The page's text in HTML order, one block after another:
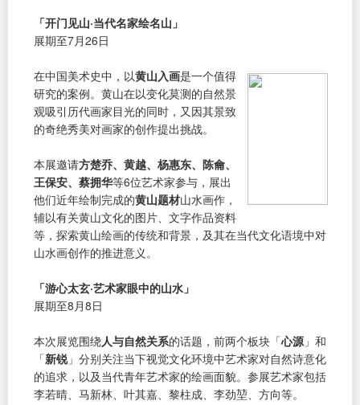
「开门见山·当代名家绘名山」
展期至7月26日
在中国美术史中，以黄山入画是一个值得
研究的案例。黄山在以变化莫测的自然景
观吸引历代画家目光的同时，又因其景致
的奇绝秀美对画家的创作提出挑战。
本展邀请方楚乔、黄越、杨惠东、陈龠、
王保安、蔡拥华等6位艺术家参与，展出
他们近年绘制完成的黄山题材山水画作，
辅以有关黄山文化的图片、文字作品资料
等，探索黄山绘画的传统和背景，及其在当代文化语境中对
山水画创作的推进意义。
「游心太玄·艺术家眼中的山水」
展期至8月8日
本次展览围绕人与自然关系的话题，前两个板块「心源 」和
「新锐」分别关注当下视觉文化环境中艺术家对自然诗意化
的追求，以及当代青年艺术家的绘画面貌。参展艺术家包括
李若晴、马新林、叶其嘉、黎柱成、李劲堃、方向等。